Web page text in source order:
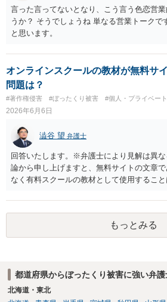
公示送達という方法により訴訟提起すること
て，プライバシー権侵害や名誉権侵害とし
るきっかけとなりかねないため，避けたほ
言った言ってないとなり、こう言う色恋営
うか？ そうでしょうね 単なる営業トークで
と思います。
オンラインスクールの教材が無料サ
問題は？
#著作権侵害 #ぼったくり被害 #個人・プライベート
2026年6月6日
澁谷 望 弁護士
回答いたします。※弁護士により見解は異
論から申し上げますと、無料サイトの文章
なく有料スクールの教材として使用するこ
といって使用してよい訳ではありません（
と。）。無料サイトで公開されている文章
め、これを無断で複製し、有料スクールの
は、著作権を侵害するおそれがあります。
いる場合などは、法的に問題ありません。
と断定することは難しいため、気になるよう
実関係を確認してみるのも一案かと思いま
もっとみる
都道府県からぼったくり被害に強い弁
北海道・東北